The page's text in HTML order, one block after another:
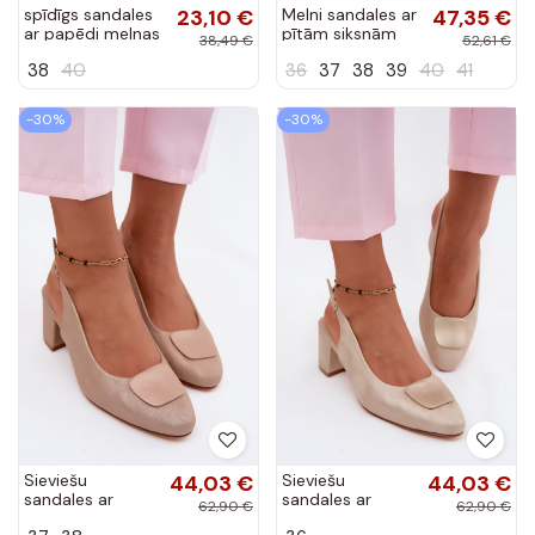
spīdīgs sandales
ar papēdi melnas
23,10 €
38,49 €
38 40
Melni sandales ar
pītām siksnām
47,35 €
52,61 €
36 37 38 39 40 41
-30%
Sieviešu
sandales ar
44,03 €
62,90 €
-30%
Sieviešu
sandales ar
44,03 €
62,90 €